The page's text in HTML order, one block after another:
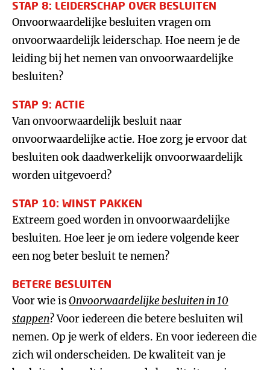
STAP 8: LEIDERSCHAP OVER BESLUITEN
Onvoorwaardelijke besluiten vragen om
onvoorwaardelijk leiderschap. Hoe neem je de
leiding bij het nemen van onvoorwaardelijke
besluiten?
STAP 9: ACTIE
Van onvoorwaardelijk besluit naar
onvoorwaardelijke actie. Hoe zorg je ervoor dat
besluiten ook daadwerkelijk onvoorwaardelijk
worden uitgevoerd?
STAP 10: WINST PAKKEN
Extreem goed worden in onvoorwaardelijke
besluiten. Hoe leer je om iedere volgende keer
een nog beter besluit te nemen?
BETERE BESLUITEN
Voor wie isOnvoorwaardelijke besluiten in 10
stappen? Voor iedereen die betere besluiten wil
nemen. Op je werk of elders. En voor iedereen die
zich wil onderscheiden. De kwaliteit van je